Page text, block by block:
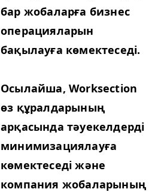
бар жобаларға бизнес
операцияларын
бақылауға көмектеседі.
Осылайша, Work­sec­tion
өз құралдарының
арқасында тәуекелдерді
минимизациялауға
көмектеседі және
компания жобаларының